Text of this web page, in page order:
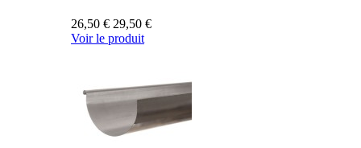
26,50 € 29,50 €
Voir le produit